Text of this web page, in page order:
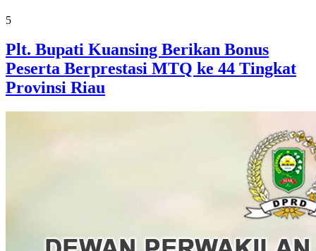
5
Plt. Bupati Kuansing Berikan Bonus
Peserta Berprestasi MTQ ke 44 Tingkat
Provinsi Riau